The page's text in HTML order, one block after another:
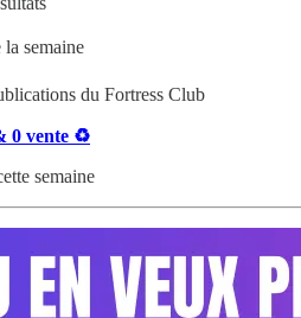
semaine
du Fortress Club
0 vente ♻️
semaine